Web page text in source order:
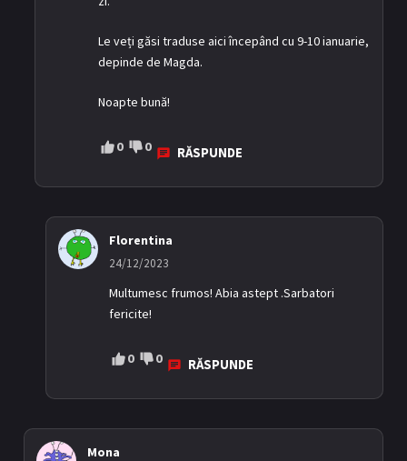
Le veți găsi traduse aici începând cu 9-10 ianuarie,
depinde de Magda.
Noapte bună!
0 0 RĂSPUNDE
Florentina
24/12/2023
Multumesc frumos! Abia astept .Sarbatori
fericite!
0 0 RĂSPUNDE
Mona